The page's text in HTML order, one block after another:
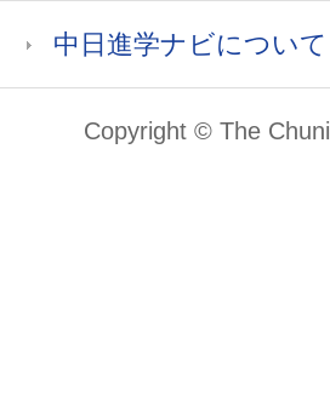
中日進学ナビについて
Copyright © The